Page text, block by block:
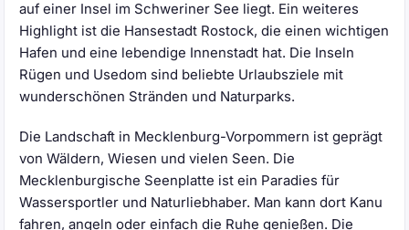
auf einer Insel im Schweriner See liegt. Ein weiteres
Highlight ist die Hansestadt Rostock, die einen wichtigen
Hafen und eine lebendige Innenstadt hat. Die Inseln
Rügen und Usedom sind beliebte Urlaubsziele mit
wunderschönen Stränden und Naturparks.
Die Landschaft in Mecklenburg-Vorpommern ist geprägt
von Wäldern, Wiesen und vielen Seen. Die
Mecklenburgische Seenplatte ist ein Paradies für
Wassersportler und Naturliebhaber. Man kann dort Kanu
fahren, angeln oder einfach die Ruhe genießen. Die